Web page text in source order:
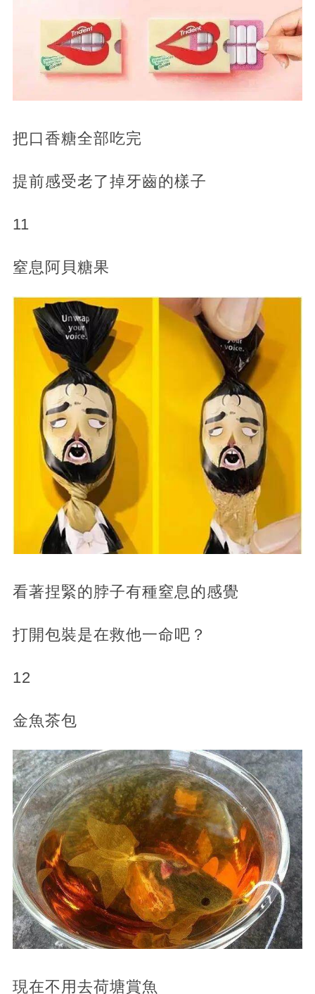
把口香糖全部吃完
提前感受老了掉牙齒的樣子
11
窒息阿貝糖果
看著捏緊的脖子有種窒息的感覺
打開包裝是在救他一命吧？
12
金魚茶包
現在不用去荷塘賞魚